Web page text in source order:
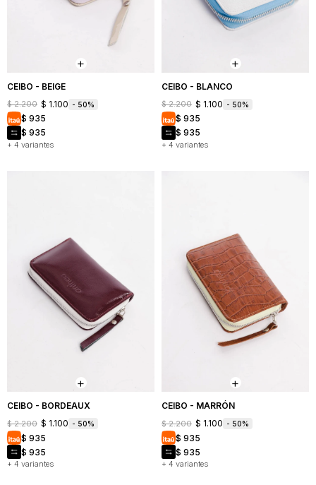
CEIBO - BEIGE
+ 4 variantes
$ 2.200 $ 1.100 50
$ 935
$ 935
CEIBO - BLANCO
+ 4 variantes
$ 2.200 $ 1.100 50
$ 935
$ 935
CEIBO - BORDEAUX
+ 4 variantes
$ 2.200 $ 1.100 50
$ 935
$ 935
CEIBO - MARRÓN
+ 4 variantes
$ 2.200 $ 1.100 50
$ 935
$ 935
Shorts
y
faldas